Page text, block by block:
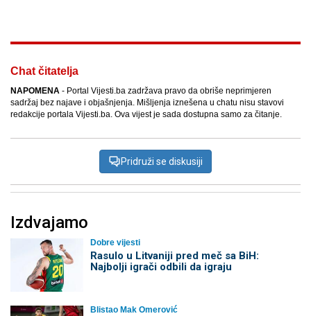
Chat čitatelja
NAPOMENA - Portal Vijesti.ba zadržava pravo da obriše neprimjeren
sadržaj bez najave i objašnjenja. Mišljenja iznešena u chatu nisu stavovi
redakcije portala Vijesti.ba. Ova vijest je sada dostupna samo za čitanje.
Pridruži se diskusiji
Izdvajamo
Dobre vijesti
Rasulo u Litvaniji pred meč sa BiH:
Najbolji igrači odbili da igraju
Blistao Mak Omerović